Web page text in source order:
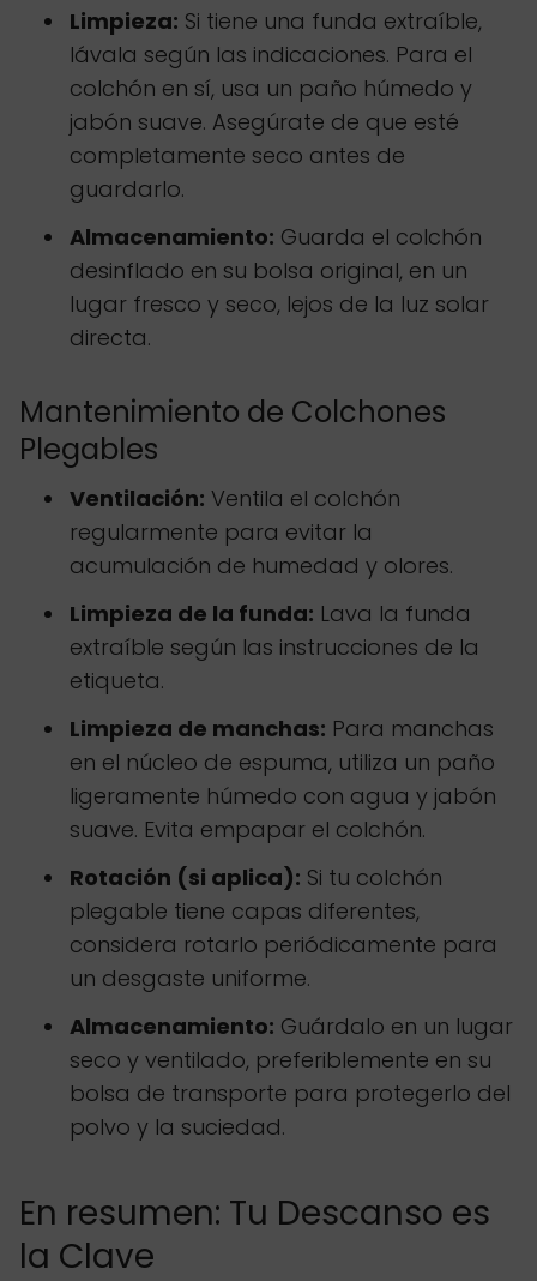
Limpieza: Si tiene una funda extraíble,
lávala según las indicaciones. Para el
colchón en sí, usa un paño húmedo y
jabón suave. Asegúrate de que esté
completamente seco antes de
guardarlo.
Almacenamiento: Guarda el colchón
desinflado en su bolsa original, en un
lugar fresco y seco, lejos de la luz solar
directa.
Mantenimiento de Colchones
Plegables
Ventilación: Ventila el colchón
regularmente para evitar la
acumulación de humedad y olores.
Limpieza de la funda: Lava la funda
extraíble según las instrucciones de la
etiqueta.
Limpieza de manchas: Para manchas
en el núcleo de espuma, utiliza un paño
ligeramente húmedo con agua y jabón
suave. Evita empapar el colchón.
Rotación (si aplica): Si tu colchón
plegable tiene capas diferentes,
considera rotarlo periódicamente para
un desgaste uniforme.
Almacenamiento: Guárdalo en un lugar
seco y ventilado, preferiblemente en su
bolsa de transporte para protegerlo del
polvo y la suciedad.
En resumen: Tu Descanso es
la Clave